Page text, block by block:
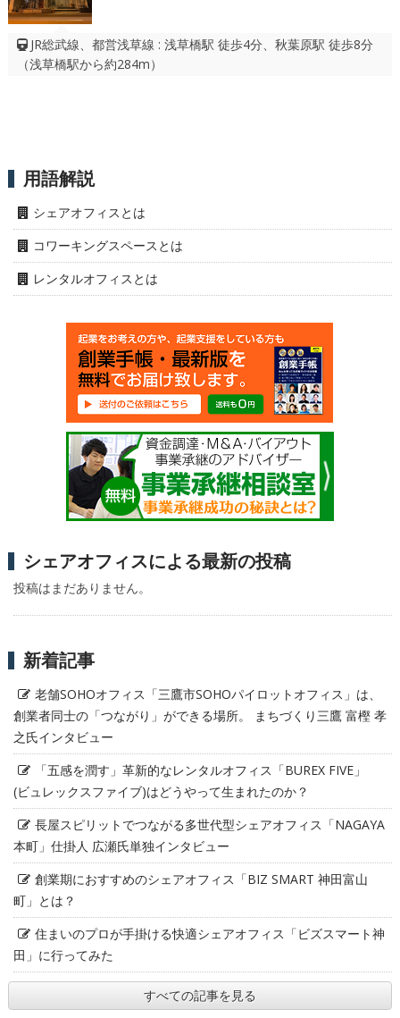
JR総武線、都営浅草線 : 浅草橋駅 徒歩4分、秋葉原駅 徒歩8分
（浅草橋駅から約284m）
用語解説
シェアオフィスとは
コワーキングスペースとは
レンタルオフィスとは
シェアオフィスによる最新の投稿
投稿はまだありません。
新着記事
老舗SOHOオフィス「三鷹市SOHOパイロットオフィス」は、
創業者同士の「つながり」ができる場所。 まちづくり三鷹 富樫 孝
之氏インタビュー
「五感を潤す」革新的なレンタルオフィス「BUREX FIVE」
(ビュレックスファイブ)はどうやって生まれたのか？
長屋スピリットでつながる多世代型シェアオフィス「NAGAYA
本町」仕掛人 広瀬氏単独インタビュー
創業期におすすめのシェアオフィス「BIZ SMART 神田富山
町」とは？
住まいのプロが手掛ける快適シェアオフィス「ビズスマート神
田」に行ってみた
すべての記事を見る